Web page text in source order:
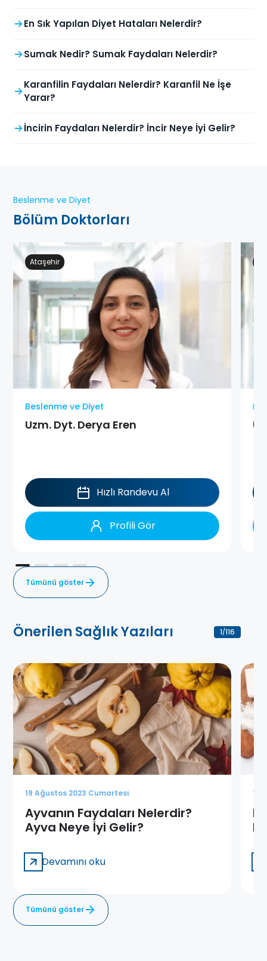
En Sık Yapılan Diyet Hataları Nelerdir?
Sumak Nedir? Sumak Faydaları Nelerdir?
Karanfilin Faydaları Nelerdir? Karanfil Ne İşe
Yarar?
İncirin Faydaları Nelerdir? İncir Neye İyi Gelir?
Beslenme ve Diyet
Bölüm Doktorları
Ataşehir
Beslenme ve Diyet
Uzm. Dyt. Derya Eren
Hızlı Randevu Al
Profili Gör
Tümünü göster
Önerilen Sağlık Yazıları 1/116
19 Ağustos 2023 Cumartesi
Ayvanın Faydaları Nelerdir?
Ayva Neye İyi Gelir?
Devamını oku
19
Tümünü göster